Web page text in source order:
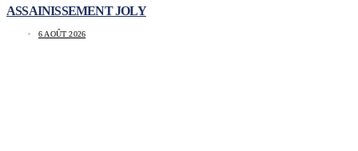
ASSAINISSEMENT JOLY
6 AOÛT 2026